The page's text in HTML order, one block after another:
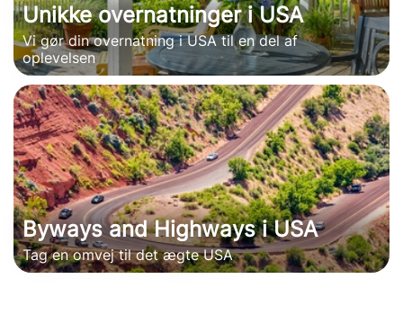
Unikke overnatninger i USA
Vi gør din overnatning i USA til en del af
oplevelsen
Byways and Highways i USA
Tag en omvej til det ægte USA